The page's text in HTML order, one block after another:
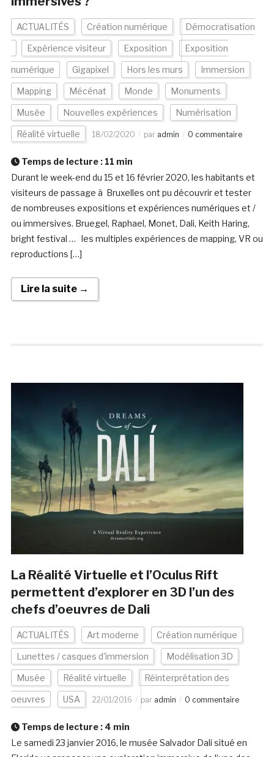
ACTUALITÉS Création numérique Démocratisation
Expérience visiteur Exposition Exposition
numérique Gigapixel Hors les murs Immersion
Mapping Mécénat Monde Monuments
Musée Nouvelles expériences Numérisation
Réalité virtuelle 18/02/2020 par admin 0 commentaire
Temps de lecture : 11 min
Durant le week-end du 15 et 16 février 2020, les habitants et
visiteurs de passage à Bruxelles ont pu découvrir et tester
de nombreuses expositions et expériences numériques et /
ou immersives. Bruegel, Raphael, Monet, Dali, Keith Haring,
bright festival … les multiples expériences de mapping, VR ou
reproductions […]
Lire la suite →
La Réalité Virtuelle et l’Oculus Rift
permettent d’explorer en 3D l’un des
chefs d’oeuvres de Dali
ACTUALITÉS Art moderne Création numérique
Lunettes / casques d'immersion Modélisation 3D
Musée Réalité virtuelle Réinterprétation des
oeuvres USA 22/01/2016 par admin 0 commentaire
Temps de lecture : 4 min
Le samedi 23 janvier 2016, le musée Salvador Dali situé en